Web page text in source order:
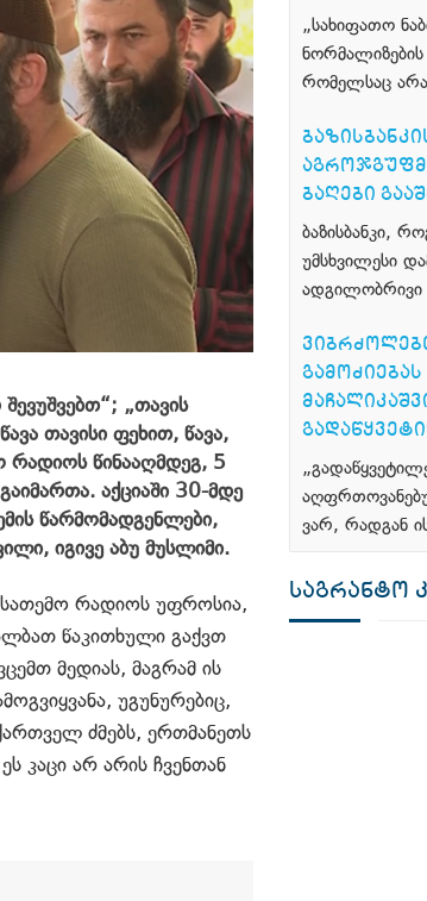
„თავის
თავისი ფეხით, წავა,
რადიოს წინააღმდეგ, 5
აქციაში 30-მდე
წარმომადგენლები,
იგივე აბუ მუსლიმი.
სათემო რადიოს უფროსია,
წაკითხული გაქვთ
მედიას, მაგრამ ის
უგუნურებიც,
ძმებს, ერთმანეთს
კაცი არ არის ჩვენთან
„სახიფათო
რომელსაც
ᲑᲐᲦᲔᲑᲘ
ბაზისბანკი,
უმსხვილესი
ადგილობრივი
ვარ, რადგან
ᲡᲐᲒᲠᲐᲜᲢᲝ